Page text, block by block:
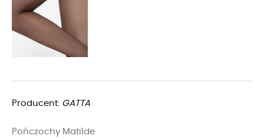
Producent: GATTA
Pończochy Matilde